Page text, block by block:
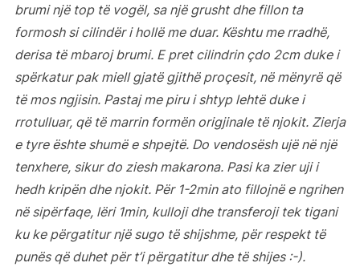
brumi një top të vogël, sa një grusht dhe fillon ta
formosh si cilindër i hollë me duar. Kështu me rradhë,
derisa të mbaroj brumi. E pret cilindrin çdo 2cm duke i
spërkatur pak miell gjatë gjithë proçesit, në mënyrë që
të mos ngjisin. Pastaj me piru i shtyp lehtë duke i
rrotulluar, që të marrin formën origjinale të njokit. Zierja
e tyre ështe shumë e shpejtë. Do vendosësh ujë në një
tenxhere, sikur do ziesh makarona. Pasi ka zier uji i
hedh kripën dhe njokit. Për 1-2min ato fillojnë e ngrihen
në sipërfaqe, lëri 1min, kulloji dhe transferoji tek tigani
ku ke përgatitur një sugo të shijshme, për respekt të
punës që duhet për t’i përgatitur dhe të shijes :-).